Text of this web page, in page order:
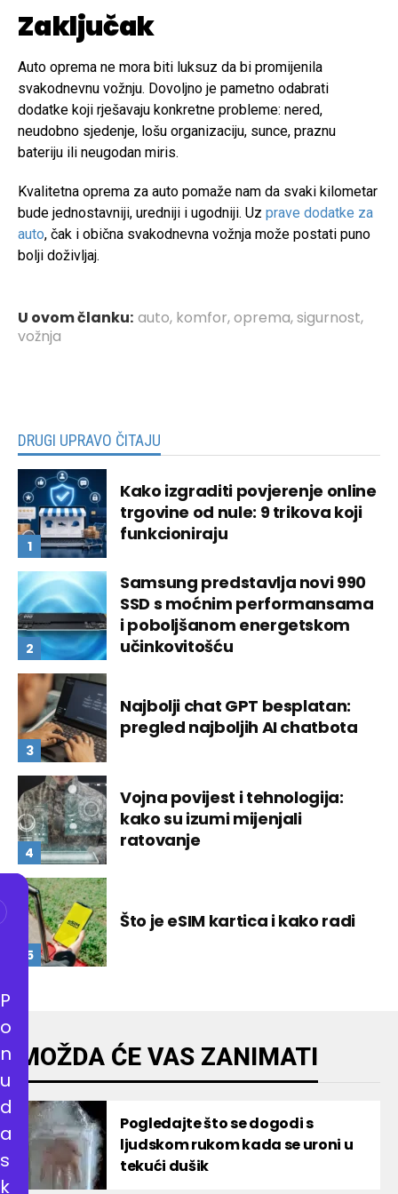
Zaključak
Auto oprema ne mora biti luksuz da bi promijenila
svakodnevnu vožnju. Dovoljno je pametno odabrati
dodatke koji rješavaju konkretne probleme: nered,
neudobno sjedenje, lošu organizaciju, sunce, praznu
bateriju ili neugodan miris.
Kvalitetna oprema za auto pomaže nam da svaki kilometar
bude jednostavniji, uredniji i ugodniji. Uz prave dodatke za
auto, čak i obična svakodnevna vožnja može postati puno
bolji doživljaj.
U ovom članku: auto, komfor,oprema,sigurnost,
vožnja
DRUGI UPRAVO ČITAJU
Kako izgraditi povjerenje online
trgovine od nule: 9 trikova koji
funkcioniraju
Samsung predstavlja novi 990
SSD s moćnim performansama
i poboljšanom energetskom
učinkovitošću
Najbolji chat GPT besplatan:
pregled najboljih AI chatbota
Vojna povijest i tehnologija:
kako su izumi mijenjali
ratovanje
Što je eSIM kartica i kako radi
MOŽDA ĆE VAS ZANIMATI
Pogledajte što se dogodi s
ljudskom rukom kada se uroni u
tekući dušik
P
o
n
u
d
a
s
k